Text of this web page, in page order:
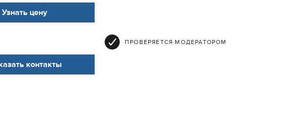
Узнать цену
ПРОВЕРЯЕТСЯ МОДЕРАТОРОМ
контакты